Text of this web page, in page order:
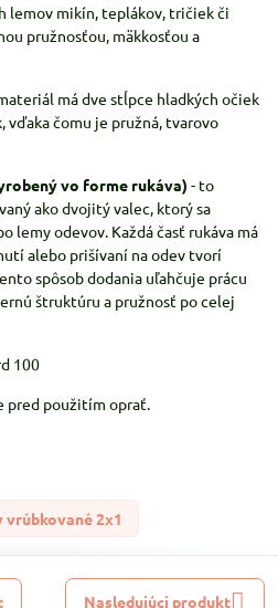
lemov mikín, teplákov, tričiek či
pružnosťou, mäkkosťou a
má dve stĺpce hladkých očiek
vďaka čomu je pružná, tvarovo
vo forme rukáva) - to
ako dvojitý valec, ktorý sa
lemy odevov. Každá časť rukáva má
alebo prišívaní na odev tvorí
spôsob dodania uľahčuje prácu
štruktúru a pružnosť po celej
100
pred použitím oprať.
vrúbkované 2x1
Nasledujúci produkt